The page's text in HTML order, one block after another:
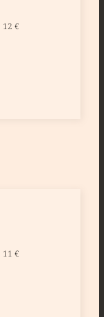
12 €
11 €